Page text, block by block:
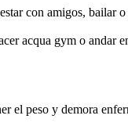
con amigos, bailar
acqua gym o andar
peso y demora